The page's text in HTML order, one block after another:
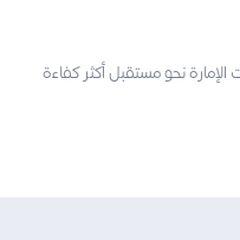
نحو مستقبل أكثر كفاءة